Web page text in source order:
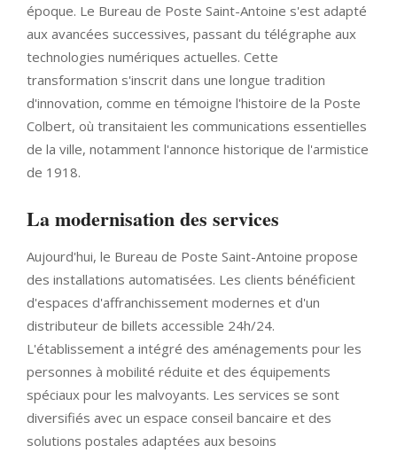
époque. Le Bureau de Poste Saint-Antoine s'est adapté
aux avancées successives, passant du télégraphe aux
technologies numériques actuelles. Cette
transformation s'inscrit dans une longue tradition
d'innovation, comme en témoigne l'histoire de la Poste
Colbert, où transitaient les communications essentielles
de la ville, notamment l'annonce historique de l'armistice
de 1918.
La modernisation des services
Aujourd'hui, le Bureau de Poste Saint-Antoine propose
des installations automatisées. Les clients bénéficient
d'espaces d'affranchissement modernes et d'un
distributeur de billets accessible 24h/24.
L'établissement a intégré des aménagements pour les
personnes à mobilité réduite et des équipements
spéciaux pour les malvoyants. Les services se sont
diversifiés avec un espace conseil bancaire et des
solutions postales adaptées aux besoins